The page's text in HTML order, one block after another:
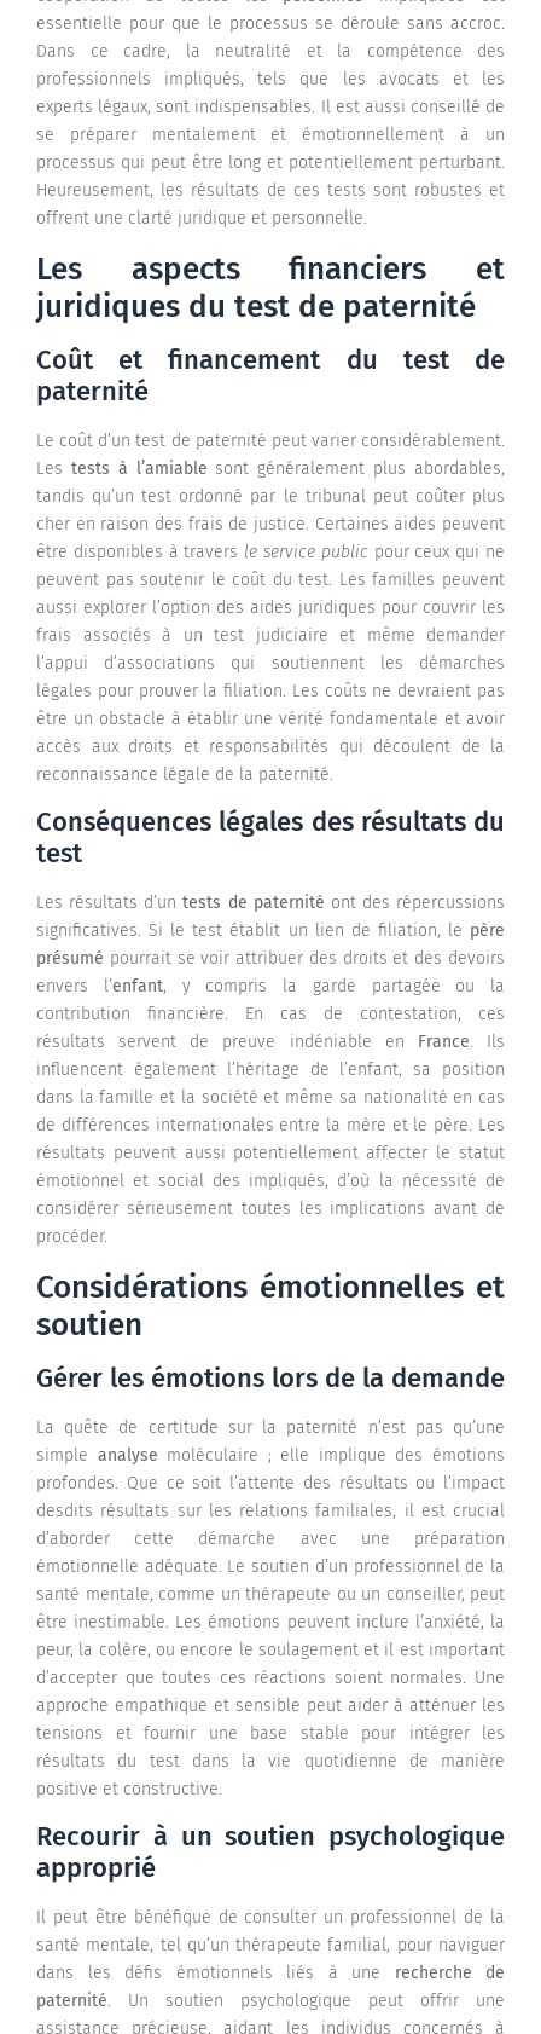
essentielle pour que le processus se déroule sans accroc.
Dans ce cadre, la neutralité et la compétence des
professionnels impliqués, tels que les avocats et les
experts légaux, sont indispensables. Il est aussi conseillé de
se préparer mentalement et émotionnellement à un
processus qui peut être long et potentiellement perturbant.
Heureusement, les résultats de ces tests sont robustes et
offrent une clarté juridique et personnelle.
Les aspects financiers et
juridiques du test de paternité
Coût et financement du test de
paternité
Le coût d’un test de paternité peut varier considérablement.
Les tests à l’amiable sont généralement plus abordables,
tandis qu’un test ordonné par le tribunal peut coûter plus
cher en raison des frais de justice. Certaines aides peuvent
être disponibles à travers le service public pour ceux qui ne
peuvent pas soutenir le coût du test. Les familles peuvent
aussi explorer l’option des aides juridiques pour couvrir les
frais associés à un test judiciaire et même demander
l’appui d’associations qui soutiennent les démarches
légales pour prouver la filiation. Les coûts ne devraient pas
être un obstacle à établir une vérité fondamentale et avoir
accès aux droits et responsabilités qui découlent de la
reconnaissance légale de la paternité.
Conséquences légales des résultats du
test
Les résultats d’untests de paternité ont des répercussions
significatives. Si le test établit un lien de filiation, le père
présumé pourrait se voir attribuer des droits et des devoirs
envers l’enfant, y compris la garde partagée ou la
contribution financière. En cas de contestation, ces
résultats servent de preuve indéniable en France. Ils
influencent également l’héritage de l’enfant, sa position
dans la famille et la société et même sa nationalité en cas
de différences internationales entre la mère et le père. Les
résultats peuvent aussi potentiellement affecter le statut
émotionnel et social des impliqués, d’où la nécessité de
considérer sérieusement toutes les implications avant de
procéder.
Considérations émotionnelles et
soutien
Gérer les émotions lors de la demande
La quête de certitude sur la paternité n’est pas qu’une
simple analyse moléculaire ; elle implique des émotions
profondes. Que ce soit l’attente des résultats ou l’impact
desdits résultats sur les relations familiales, il est crucial
d’aborder cette démarche avec une préparation
émotionnelle adéquate. Le soutien d’un professionnel de la
santé mentale, comme un thérapeute ou un conseiller, peut
être inestimable. Les émotions peuvent inclure l’anxiété, la
peur, la colère, ou encore le soulagement et il est important
d’accepter que toutes ces réactions soient normales. Une
approche empathique et sensible peut aider à atténuer les
tensions et fournir une base stable pour intégrer les
résultats du test dans la vie quotidienne de manière
positive et constructive.
Recourir à un soutien psychologique
approprié
Il peut être bénéfique de consulter un professionnel de la
santé mentale, tel qu’un thérapeute familial, pour naviguer
dans les défis émotionnels liés à une recherche de
paternité. Un soutien psychologique peut offrir une
assistance précieuse, aidant les individus concernés à